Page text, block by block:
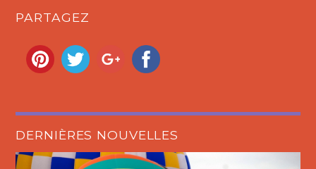
PARTAGEZ
DERNIÈRES NOUVELLES